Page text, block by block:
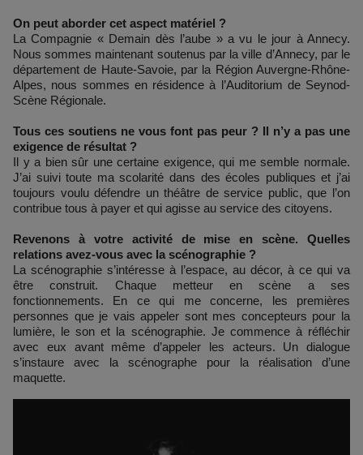
On peut aborder cet aspect matériel ?
La Compagnie « Demain dès l’aube » a vu le jour à Annecy.
Nous sommes maintenant soutenus par la ville d’Annecy, par le
département de Haute-Savoie, par la Région Auvergne-Rhône-
Alpes, nous sommes en résidence à l’Auditorium de Seynod-
Scène Régionale.
Tous ces soutiens ne vous font pas peur ? Il n’y a pas une
exigence de résultat ?
Il y a bien sûr une certaine exigence, qui me semble normale.
J’ai suivi toute ma scolarité dans des écoles publiques et j’ai
toujours voulu défendre un théâtre de service public, que l’on
contribue tous à payer et qui agisse au service des citoyens.
Revenons à votre activité de mise en scène. Quelles
relations avez-vous avec la scénographie ?
La scénographie s’intéresse à l’espace, au décor, à ce qui va
être construit. Chaque metteur en scène a ses
fonctionnements. En ce qui me concerne, les premières
personnes que je vais appeler sont mes concepteurs pour la
lumière, le son et la scénographie. Je commence à réfléchir
avec eux avant même d’appeler les acteurs. Un dialogue
s’instaure avec la scénographe pour la réalisation d’une
maquette.